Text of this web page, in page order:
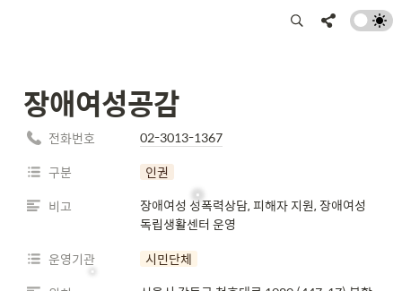
장애여성공감
전화번호
02-3013-1367
구분
인권
비고
장애여성 성폭력상담, 피해자 지원, 장애여성
독립생활센터 운영
운영기관
시민단체